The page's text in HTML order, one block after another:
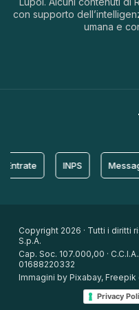
con supporto
umana e
Messaggio
Copyright 2026 · Tutti i diritti
S.p.A.
Cap. Soc. 107.000,00 ·
01688220332
Immagini by Pixabay, Freepik
Privacy